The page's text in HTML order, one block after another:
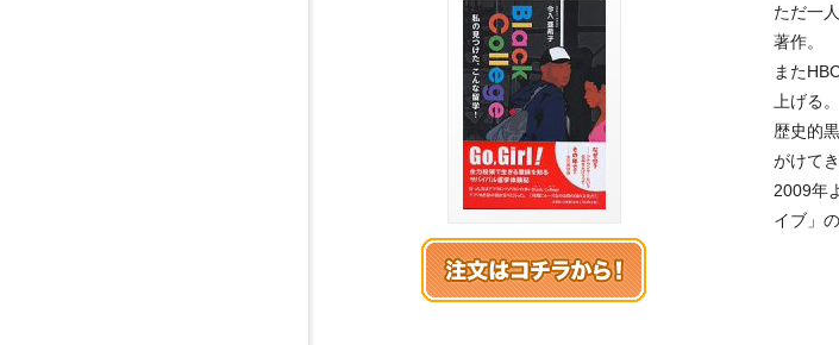
ただ一
著作。
また
上げる。
歴史的
がけてき
2009年
イブ」